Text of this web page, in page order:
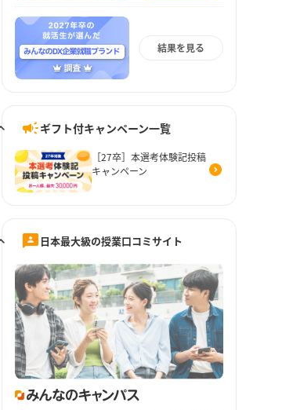
結果を見る
ギフト付キャンペーン一覧
［27卒］本選考体験記投稿
キャンペーン
日本最大級の授業口コミサイト